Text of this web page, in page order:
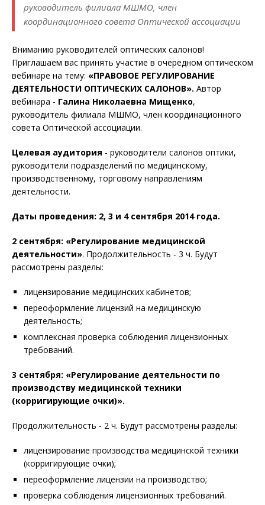
руководитель филиала МШМО, член
координационного совета Оптической ассоциации
Вниманию руководителей оптических салонов!
Приглашаем вас принять участие в очередном оптическом
вебинаре на тему: «ПРАВОВОЕ РЕГУЛИРОВАНИЕ
ДЕЯТЕЛЬНОСТИ ОПТИЧЕСКИХ САЛОНОВ». Автор
вебинара - Галина Николаевна Мищенко,
руководитель филиала МШМО, член координационного
совета Оптической ассоциации.
Целевая аудитория - руководители салонов оптики,
руководители подразделений по медицинскому,
производственному, торговому направлениям
деятельности.
Даты проведения: 2, 3 и 4 сентября 2014 года.
2 сентября: «Регулирование медицинской
деятельности». Продолжительность - 3 ч. Будут
рассмотрены разделы:
лицензирование медицинских кабинетов;
переоформление лицензий на медицинскую
деятельность;
комплексная проверка соблюдения лицензионных
требований.
3 сентября: «Регулирование деятельности по
производству медицинской техники
(корригирующие очки)».
Продолжительность - 2 ч. Будут рассмотрены разделы:
лицензирование производства медицинской техники
(корригирующие очки);
переоформление лицензии на производство;
проверка соблюдения лицензионных требований.